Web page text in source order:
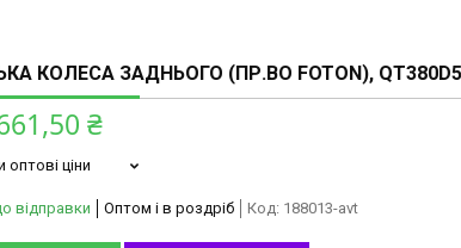
КОЛЕСА ЗАДНЬОГО (ПР.ВО FOTON),
₴
оптові ціни
відправки Оптом і в роздріб Код: 188013-avt